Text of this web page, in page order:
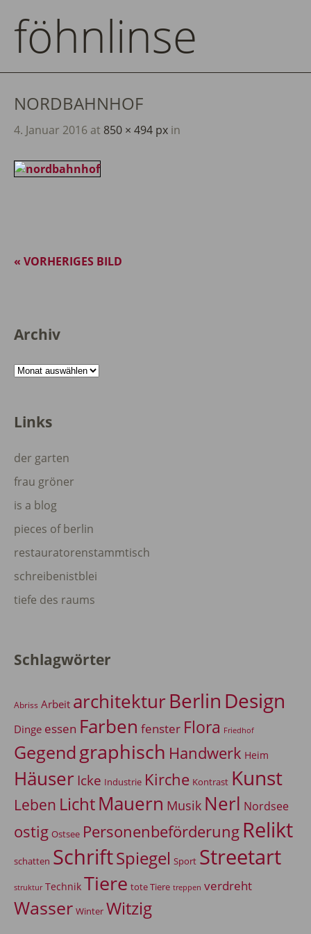
föhnlinse
NORDBAHNHOF
4. Januar 2016 at 850 × 494 px in
« VORHERIGES BILD
Archiv
Archiv
Links
der garten
frau gröner
is a blog
pieces of berlin
restauratorenstammtisch
schreibenistblei
tiefe des raums
Schlagwörter
Abriss Arbeit architekturBerlin Design
Dinge essen Farben fenster Flora Friedhof
Gegendgraphisch Handwerk Heim
Häuser Icke Industrie Kirche Kontrast Kunst
Leben LichtMauern Musik Nerl Nordsee
ostig Ostsee Personenbeförderung Relikt
schatten SchriftSpiegel Sport Streetart
struktur Technik Tiere tote Tiere treppen verdreht
Wasser Winter Witzig